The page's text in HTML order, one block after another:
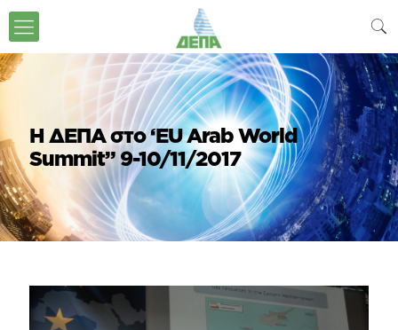
Η ΔΕΠΑ στο ‘EU Arab World
Summit” 9-10/11/2017